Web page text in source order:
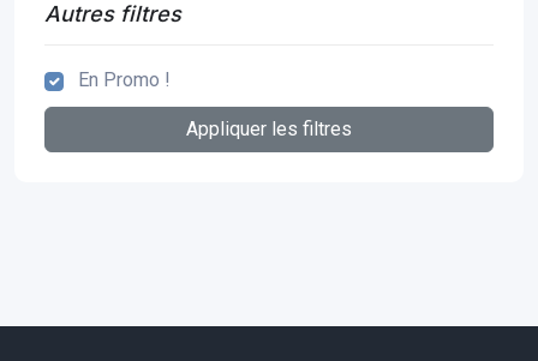
Autres filtres
En Promo !
Appliquer les filtres